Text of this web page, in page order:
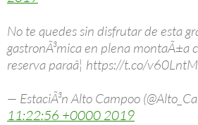
No te quedes sin disfrutar de esta
gastronÃ³mica en plena montaÃ±a
reserva paraâ¦ https://t.co/
— EstaciÃ³n Alto Campoo
11:22:56 +0000 2019